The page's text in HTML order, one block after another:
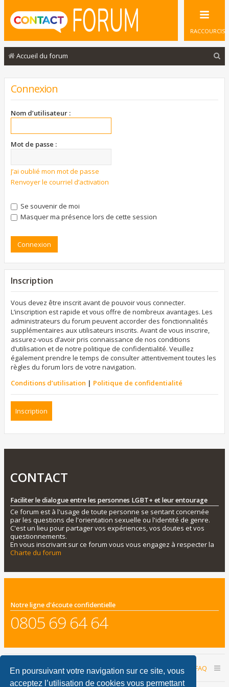
En poursuivant votre navigation sur ce site, vous
acceptez l’utilisation de cookies vous permettant
RACCOURCIS
Accueil du forum
Connexion
Nom d’utilisateur :
Mot de passe :
J’ai oublié mon mot de passe
Renvoyer le courriel d’activation
Se souvenir de moi
Masquer ma présence lors de cette session
Inscription
Vous devez être inscrit avant de pouvoir vous connecter.
L’inscription est rapide et vous offre de nombreux avantages. Les
administrateurs du forum peuvent accorder des fonctionnalités
supplémentaires aux utilisateurs inscrits. Avant de vous inscrire,
assurez-vous d’avoir pris connaissance de nos conditions
d’utilisation et de notre politique de confidentialité. Veuillez
également prendre le temps de consulter attentivement toutes les
règles du forum lors de votre navigation.
Conditions d’utilisation | Politique de confidentialité
Inscription
CONTACT
Faciliter le dialogue entre les personnes LGBT+ et leur entourage
Ce forum est à l'usage de toute personne se sentant concernée
par les questions de l'orientation sexuelle ou l'identité de genre.
C'est un lieu pour partager vos expériences, vos doutes et vos
questionnements.
En vous inscrivant sur ce forum vous vous engagez à respecter la
Charte du forum
Notre ligne d'écoute confidentielle
0805 69 64 64
Accueil du forum FAQ
Nous contacter